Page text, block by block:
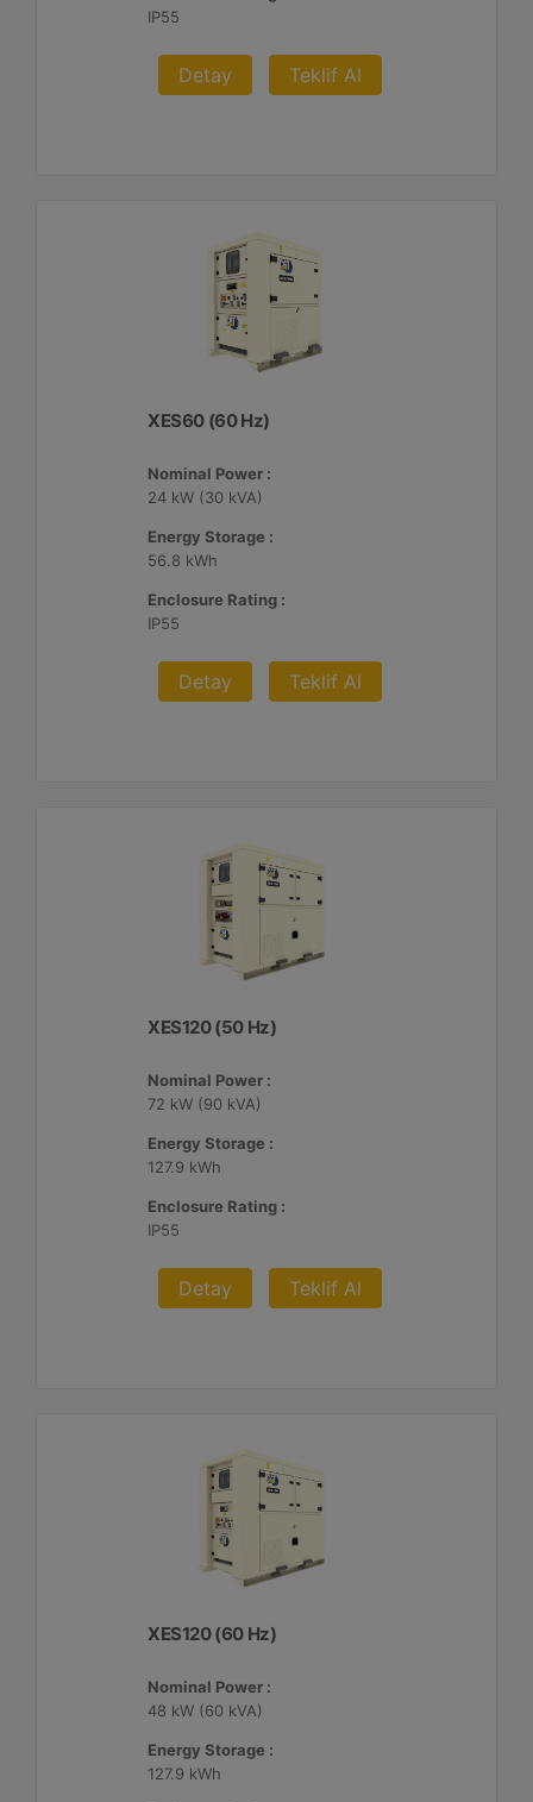
IP55
Detay Teklif Al
XES60 (60 Hz)
Nominal Power :
24 kW (30 kVA)
Energy Storage :
56.8 kWh
Enclosure Rating :
IP55
Detay Teklif Al
XES120 (50 Hz)
Nominal Power :
72 kW (90 kVA)
Energy Storage :
127.9 kWh
Enclosure Rating :
IP55
Detay Teklif Al
XES120 (60 Hz)
Nominal Power :
48 kW (60 kVA)
Energy Storage :
127.9 kWh